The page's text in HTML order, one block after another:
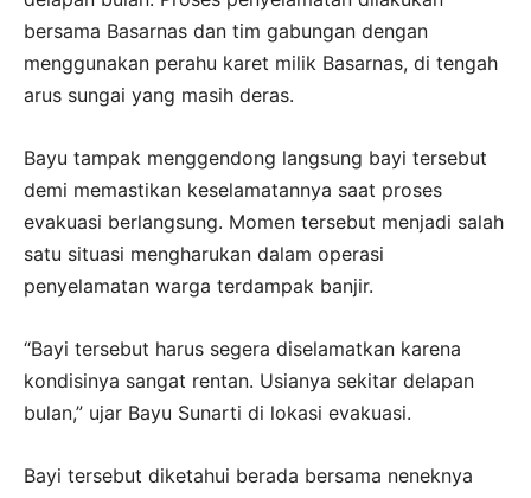
bersama Basarnas dan tim gabungan dengan
menggunakan perahu karet milik Basarnas, di tengah
arus sungai yang masih deras.
Bayu tampak menggendong langsung bayi tersebut
demi memastikan keselamatannya saat proses
evakuasi berlangsung. Momen tersebut menjadi salah
satu situasi mengharukan dalam operasi
penyelamatan warga terdampak banjir.
“Bayi tersebut harus segera diselamatkan karena
kondisinya sangat rentan. Usianya sekitar delapan
bulan,” ujar Bayu Sunarti di lokasi evakuasi.
Bayi tersebut diketahui berada bersama neneknya